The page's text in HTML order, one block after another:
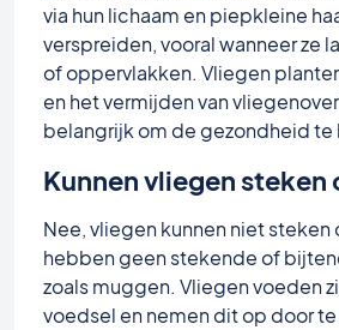
via hun lichaam en piepkleine
verspreiden, vooral wanneer ze
of oppervlakken. Vliegen
en het vermijden van
belangrijk om de gezondheid te
Kunnen vliegen steken
Nee, vliegen kunnen niet steken
hebben geen stekende of
zoals muggen. Vliegen voeden
voedsel en nemen dit op door